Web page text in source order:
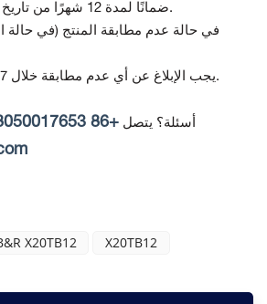
تقدم Topteng ضمانًا لمدة 12 شهرًا من تاريخ التسليم.
في حالة عدم مطابقة المنتج (في حالة
يجب الإبلاغ عن أي عدم مطابقة خلال 7 أيام من استلام البضائع.
أسئلة؟ يتصل +86 18050017653
X20TB12
X20TB12